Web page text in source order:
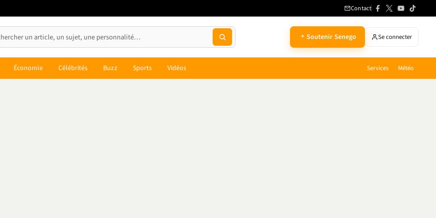
Contact
Soutenir Senego Se connecter
Économie Célébrités Buzz Sports Vidéos Services Météo